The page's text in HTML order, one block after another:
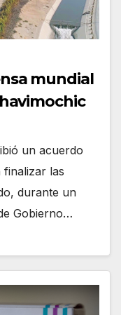
mundial
un acuerdo
finalizar las
durante un
Gobierno…